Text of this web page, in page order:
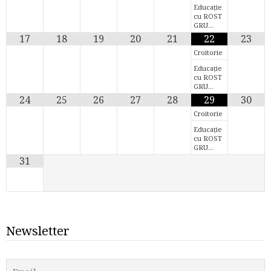
Educație
cu ROST
GRU…
17 18 19 20 21 22
Croitorie
Educație
cu ROST
GRU…
23
24 25 26 27 28 29
Croitorie
Educație
cu ROST
GRU…
30
31
Newsletter